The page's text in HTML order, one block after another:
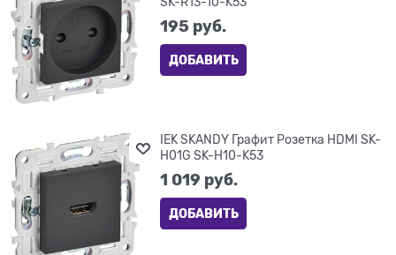
195 руб.
ДОБАВИТЬ
IEK SKANDY Графит Розетка HDMI SK-
H01G SK-H10-K53
1 019 руб.
ДОБАВИТЬ